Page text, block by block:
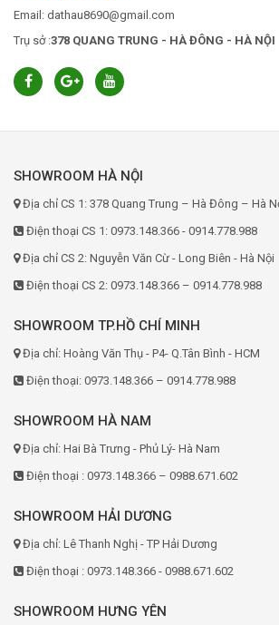
Email: dathau8690@gmail.com
Trụ sở :378 QUANG TRUNG - HÀ ĐÔNG - HÀ NỘI
SHOWROOM HÀ NỘI
Địa chỉ CS 1: 378 Quang Trung – Hà Đông – Hà
Điện thoại CS 1: 0973.148.366 - 0914.778.988
Địa chỉ CS 2: Nguyễn Văn Cừ - Long Biên - Hà Nội
Điện thoại CS 2: 0973.148.366 – 0914.778.988
SHOWROOM TP.HỒ CHÍ MINH
Địa chỉ: Hoàng Văn Thụ - P4- Q.Tân Bình - HCM
Điện thoại: 0973.148.366 – 0914.778.988
SHOWROOM HÀ NAM
Địa chỉ: Hai Bà Trưng - Phủ Lý- Hà Nam
Điện thoại : 0973.148.366 – 0988.671.602
SHOWROOM HẢI DƯƠNG
Địa chỉ: Lê Thanh Nghị - TP Hải Dương
Điện thoại : 0973.148.366 - 0988.671.602
SHOWROOM HƯNG YÊN